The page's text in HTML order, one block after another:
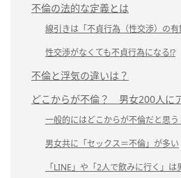
不倫の法的な定義とは
線引きは「不貞行為（性交渉）の有
性交渉がなくても不貞行為になる!?
不倫と浮気の違いは？
どこからが不倫？ 男女200人に
一般的にはどこからが不倫だと思う
男女共に「セックス＝不倫」が多い
「LINE」や「2人で飲みに行く」